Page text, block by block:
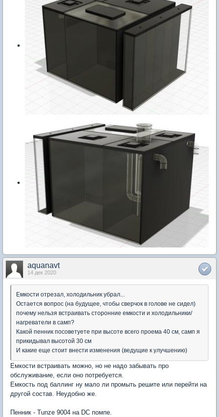
aquanavt
14 дек 2020
Емкости отрезал, холодильник убрал...
Остается вопрос (на будущее, чтобы сверчок в голове не сидел)
почему нельзя встраивать сторонние емкости и холодильники/
нагреватели в самп?
Какой пенник посоветуете при высоте всего проема 40 см, самп я
прикидывал высотой 30 см
И какие еще стоит внести изменения (ведущие к улучшению)
Емкости встраивать можно, но не надо забывать про
обслуживание, если оно потребуется.
Емкость под баллинг ну мало ли промыть решите или перейти на
другой состав. Неудобно же.
Пенник - Tunze 9004 на DC помпе.